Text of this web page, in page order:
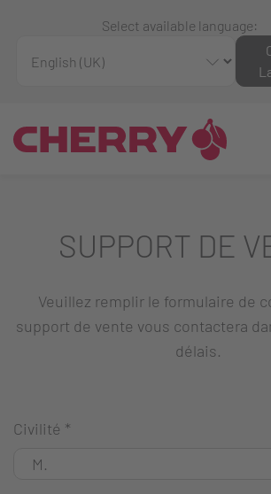
Select available language:
SUPPORT DE
Veuillez remplir le formulaire de
support de vente vous contactera
délais.
Civilité *